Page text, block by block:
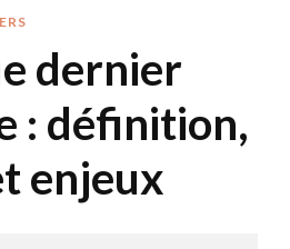
dernier
: définition,
enjeux